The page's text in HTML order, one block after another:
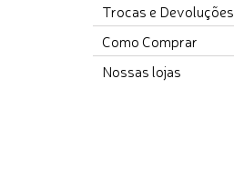
Trocas e Devoluções
Como Comprar
Nossas lojas